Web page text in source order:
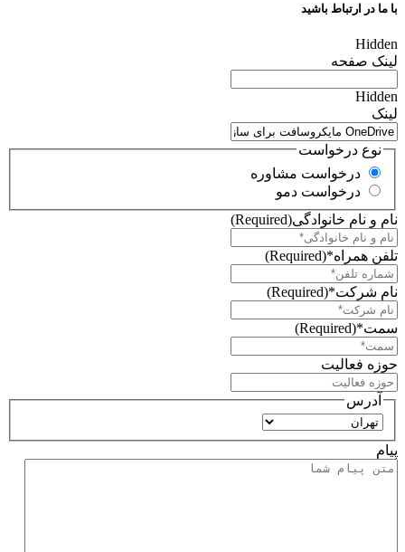
با ما در ارتباط باشید
Hidden
لینک صفحه
Hidden
لینک
نوع درخواست
درخواست مشاوره
درخواست دمو
نام و نام خانوادگی(Required)
تلفن همراه*(Required)
نام شرکت*(Required)
سمت*(Required)
حوزه فعالیت
آدرس
استان
پیام